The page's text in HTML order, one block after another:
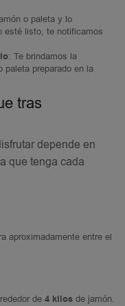
o paleta y lo
esté listo, te notificamos
: Te brindamos la
paleta preparado en la
tras
depende en
que tenga cada
aproximadamente entre el
de 4 kilos de jamón.